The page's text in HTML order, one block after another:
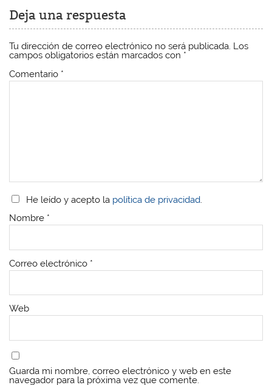
Deja una respuesta
Tu dirección de correo electrónico no será publicada. Los
campos obligatorios están marcados con *
Comentario *
He leído y acepto la política de privacidad.
Nombre *
Correo electrónico *
Web
Guarda mi nombre, correo electrónico y web en este
navegador para la próxima vez que comente.